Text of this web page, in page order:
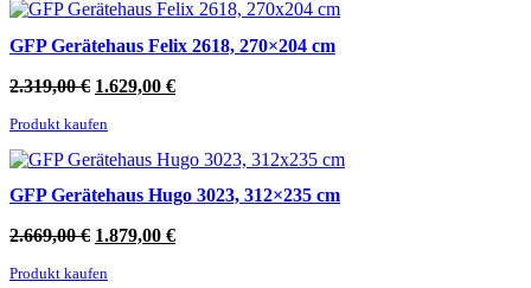
GFP Gerätehaus Felix 2618, 270×204 cm
2.319,00€ Ursprünglicher
war:
2.319,00 €
1.629,00 €Aktueller
1.629,00 €.
Produkt kaufen
GFP Gerätehaus Hugo 3023, 312×235 cm
2.669,00€ Ursprünglicher
war:
1.879,00 €Aktueller
Produkt kaufen